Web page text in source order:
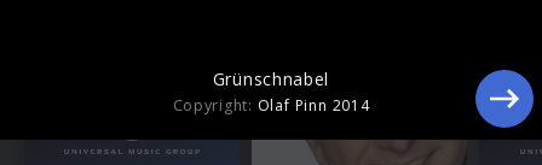
Grünschnabel
Copyright: Olaf Pinn 2014